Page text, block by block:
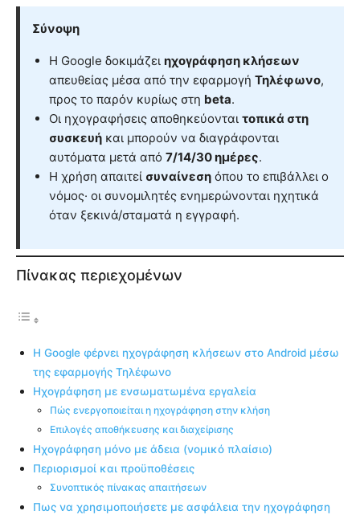
Σύνοψη
Η Google δοκιμάζει ηχογράφηση κλήσεων
απευθείας μέσα από την εφαρμογή Τηλέφωνο,
προς το παρόν κυρίως στη beta.
Οι ηχογραφήσεις αποθηκεύονται τοπικά στη
συσκευή και μπορούν να διαγράφονται
αυτόματα μετά από 7/14/30 ημέρες.
Η χρήση απαιτεί συναίνεση όπου το επιβάλλει ο
νόμος· οι συνομιλητές ενημερώνονται ηχητικά
όταν ξεκινά/σταματά η εγγραφή.
Πίνακας περιεχομένων
Η Google φέρνει ηχογράφηση κλήσεων στο Android μέσω
της εφαρμογής Τηλέφωνο
Ηχογράφηση με ενσωματωμένα εργαλεία
Πώς ενεργοποιείται η ηχογράφηση στην κλήση
Επιλογές αποθήκευσης και διαχείρισης
Ηχογράφηση μόνο με άδεια (νομικό πλαίσιο)
Περιορισμοί και προϋποθέσεις
Συνοπτικός πίνακας απαιτήσεων
Πως να χρησιμοποιήσετε με ασφάλεια την ηχογράφηση